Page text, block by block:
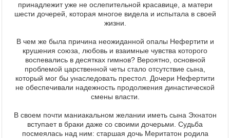
принадлежит уже не ослепительной красавице, а матери
шести дочерей, которая многое видела и испытала в своей
жизни.
В чем же была причина неожиданной опалы Нефертити и
крушения союза, любовь и взаимные чувства которого
воспевались в десятках гимнов? Вероятно, основной
проблемой царственной четы стало отсутствие сына,
который мог бы унаследовать престол. Дочери Нефертити
не обеспечивали надежность продолжения династической
смены власти.
В своем почти маниакальном желании иметь сына Эхнатон
вступает в браки даже со своими дочерьми. Судьба
посмеялась над ним: старшая дочь Меритатон родила